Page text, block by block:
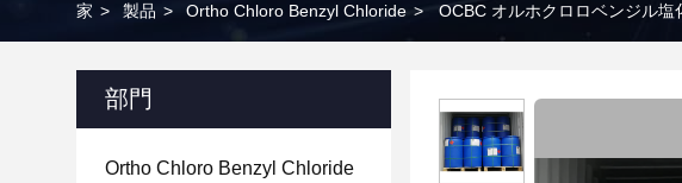
家 > 製品 > Ortho Chloro Benzyl Chloride > OCBC オルホクロロベンジル
部門
Ortho Chloro Benzyl Chloride